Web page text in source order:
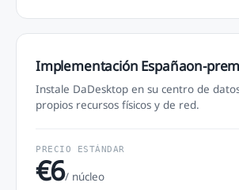
Implementación Españaon-
Instale DaDesktop en su centro de
propios recursos físicos y de red.
PRECIO ESTÁNDAR
€6/ núcleo